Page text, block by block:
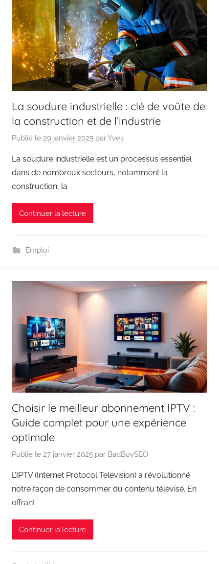
La soudure industrielle : clé de voûte de
la construction et de l’industrie
Publié le 29 janvier 2025 parYves
La soudure industrielle est un processus essentiel
dans de nombreux secteurs, notamment la
construction, la
Continuer la lecture
Emploi
Choisir le meilleur abonnement IPTV :
Guide complet pour une expérience
optimale
Publié le 27 janvier 2025 par BadBoySEO
L’IPTV (Internet Protocol Television) a révolutionné
notre façon de consommer du contenu télévisé. En
offrant
Continuer la lecture